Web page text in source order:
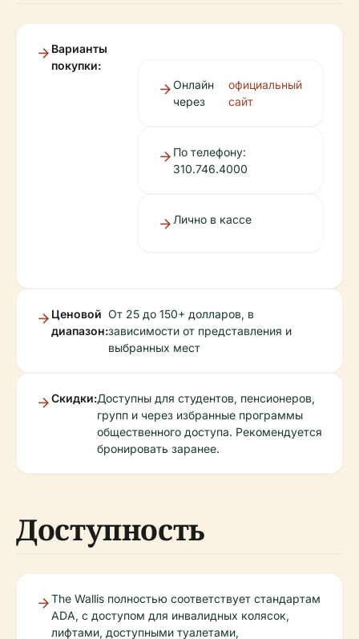
Варианты
покупки:
Онлайн
через
официальный
сайт
По телефону:
310.746.4000
Лично в кассе
Ценовой
диапазон:
От 25 до 150+ долларов, в
зависимости от представления и
выбранных мест
Скидки:Доступны для студентов, пенсионеров,
групп и через избранные программы
общественного доступа. Рекомендуется
бронировать заранее.
Доступность
The Wallis полностью соответствует стандартам
ADA, с доступом для инвалидных колясок,
лифтами, доступными туалетами,